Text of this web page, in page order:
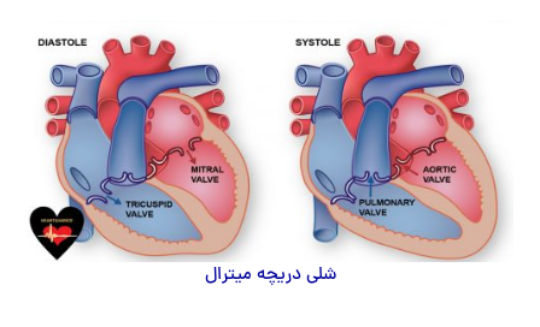
شلی دریچه میترال